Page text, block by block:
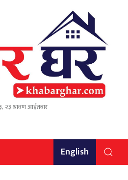
२३ श्रावण आईतबार
English